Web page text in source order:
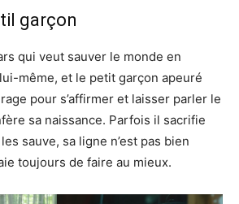
garçon
qui veut sauver le monde en
même, et le petit garçon apeuré
pour s’affirmer et laisser parler le
sa naissance. Parfois il sacrifie
sauve, sa ligne n’est pas bien
toujours de faire au mieux.